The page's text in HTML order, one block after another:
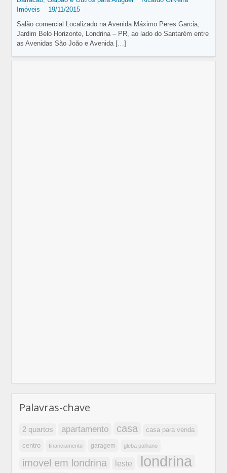
Imóveis
19/11/2015
Salão comercial Localizado na Avenida Máximo Peres Garcia,
Jardim Belo Horizonte, Londrina – PR, ao lado do Santarém entre
as Avenidas São João e Avenida […]
Palavras-chave
2 quartos apartamento casa casa para venda
centro financiamento garagem gleba palhano
imovel em londrina leste londrina